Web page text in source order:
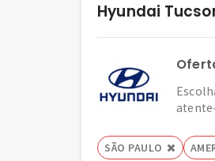
Hyundai
SÃO PAULO